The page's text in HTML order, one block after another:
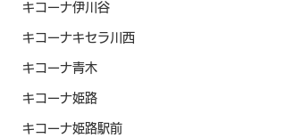
キコーナ伊川谷
キコーナキセラ川西
キコーナ青木
キコーナ姫路
キコーナ姫路駅前